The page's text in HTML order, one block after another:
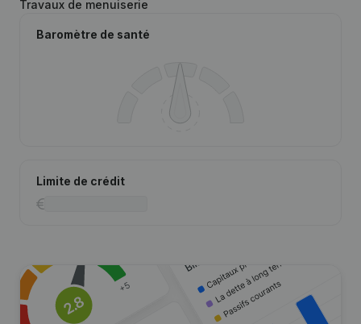
Travaux de menuiserie
Baromètre de santé
Limite de crédit